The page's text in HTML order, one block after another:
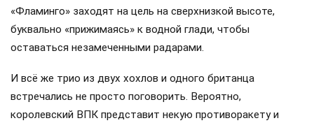
«Фламинго» заходят на цель на сверхнизкой высоте,
буквально «прижимаясь» к водной глади, чтобы
оставаться незамеченными радарами.
И всё же трио из двух хохлов и одного британца
встречались не просто поговорить. Вероятно,
королевский ВПК представит некую противоракету и